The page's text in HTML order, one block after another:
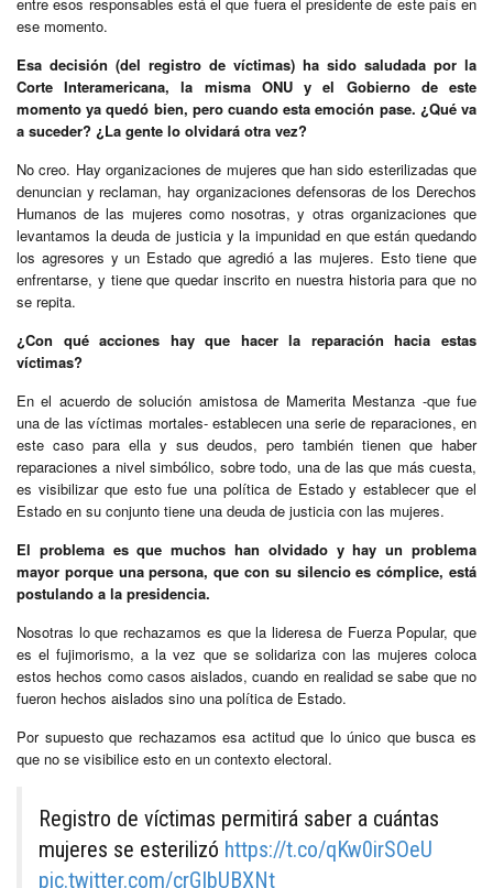
ese momento.
Esa decisión (del registro de víctimas) ha sido saludada por la
Corte Interamericana, la misma ONU y el Gobierno de este
momento ya quedó bien, pero cuando esta emoción pase. ¿Qué va
a suceder? ¿La gente lo olvidará otra vez?
No creo. Hay organizaciones de mujeres que han sido esterilizadas que
denuncian y reclaman, hay organizaciones defensoras de los Derechos
Humanos de las mujeres como nosotras, y otras organizaciones que
levantamos la deuda de justicia y la impunidad en que están quedando
los agresores y un Estado que agredió a las mujeres. Esto tiene que
enfrentarse, y tiene que quedar inscrito en nuestra historia para que no
se repita.
¿Con qué acciones hay que hacer la reparación hacia estas
víctimas?
En el acuerdo de solución amistosa de Mamerita Mestanza -que fue
una de las víctimas mortales- establecen una serie de reparaciones, en
este caso para ella y sus deudos, pero también tienen que haber
reparaciones a nivel simbólico, sobre todo, una de las que más cuesta,
es visibilizar que esto fue una política de Estado y establecer que el
Estado en su conjunto tiene una deuda de justicia con las mujeres.
El problema es que muchos han olvidado y hay un problema
mayor porque una persona, que con su silencio es cómplice, está
postulando a la presidencia.
Nosotras lo que rechazamos es que la lideresa de Fuerza Popular, que
es el fujimorismo, a la vez que se solidariza con las mujeres coloca
estos hechos como casos aislados, cuando en realidad se sabe que no
fueron hechos aislados sino una política de Estado.
Por supuesto que rechazamos esa actitud que lo único que busca es
que no se visibilice esto en un contexto electoral.
Registro de víctimas permitirá saber a cuántas
mujeres se esterilizó https://t.co/qKw0irSOeU
pic.twitter.com/crGIbUBXNt